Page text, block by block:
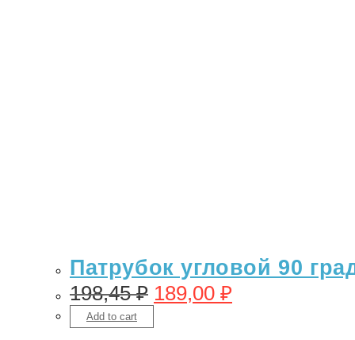
Патрубок угловой 90
198,45₽ 189,00 ₽
Add to cart